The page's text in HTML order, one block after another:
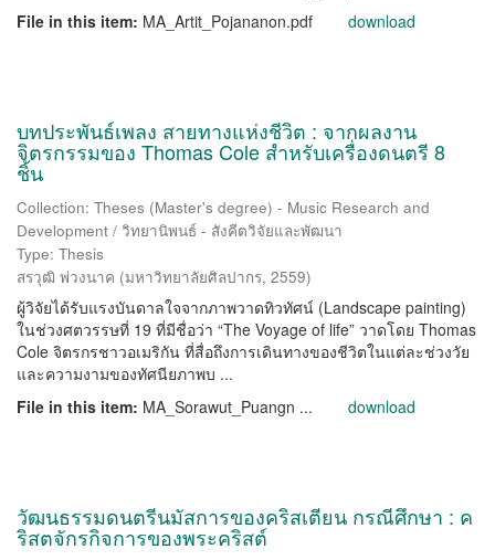
File in this item: MA_Artit_Pojananon.pdf download
บทประพันธ์เพลง สายทางแห่งชีวิต : จากผลงาน
จิตรกรรมของ Thomas Cole สำหรับเครื่องดนตรี 8
ชิ้น
Collection: Theses (Master's degree) - Music Research and
Development / วิทยานิพนธ์ - สังคีตวิจัยและพัฒนา
Type: Thesis
สรวุฒิ พ่วงนาค (มหาวิทยาลัยศิลปากร, 2559)
ผู้วิจัยได้รับแรงบันดาลใจจากภาพวาดทิวทัศน์ (Landscape painting)
ในช่วงศตวรรษที่ 19 ที่มีชื่อว่า “The Voyage of life” วาดโดย Thomas
Cole จิตรกรชาวอเมริกัน ที่สื่อถึงการเดินทางของชีวิตในแต่ละช่วงวัย
และความงามของทัศนียภาพบ ...
File in this item: MA_Sorawut_Puangn ... download
วัฒนธรรมดนตรีนมัสการของคริสเตียน กรณีศึกษา : ค
ริสตจักรกิจการของพระคริสต์